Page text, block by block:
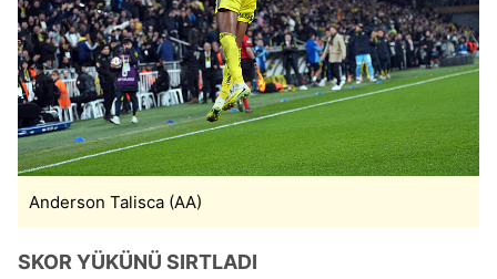
Anderson Talisca (AA)
SKOR YÜKÜNÜ SIRTLADI